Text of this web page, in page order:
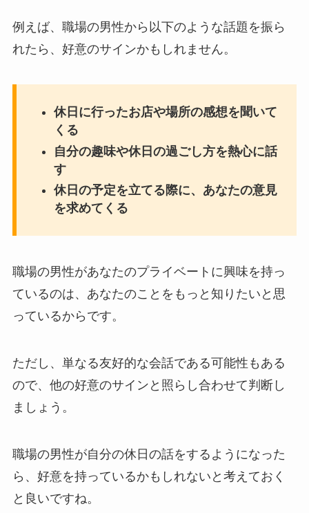
例えば、職場の男性から以下のような話題を振ら
れたら、好意のサインかもしれません。
休日に行ったお店や場所の感想を聞いて
くる
自分の趣味や休日の過ごし方を熱心に話
す
休日の予定を立てる際に、あなたの意見
を求めてくる
職場の男性があなたのプライベートに興味を持っ
ているのは、あなたのことをもっと知りたいと思
っているからです。
ただし、単なる友好的な会話である可能性もある
ので、他の好意のサインと照らし合わせて判断し
ましょう。
職場の男性が自分の休日の話をするようになった
ら、好意を持っているかもしれないと考えておく
と良いですね。